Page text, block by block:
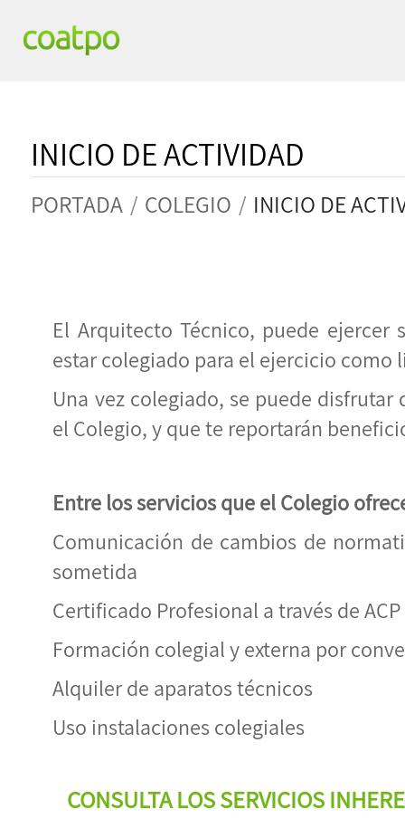
INICIO DE ACTIVIDAD
PORTADA COLEGIO INICIO DE
El Arquitecto Técnico, puede
estar colegiado para el ejercicio como
Una vez colegiado, se puede
el Colegio, y que te reportarán
Entre los servicios que el Colegio
Comunicación de cambios de
sometida
Certificado Profesional a través de ACP
Formación colegial y externa por
Alquiler de aparatos técnicos
Uso instalaciones colegiales
CONSULTA LOS SERVICIOS